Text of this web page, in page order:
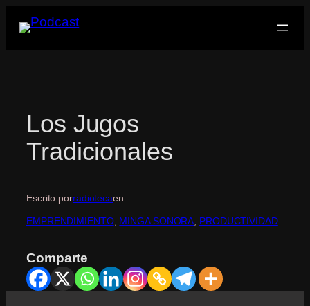
Los Jugos
Tradicionales
Escrito porradiotecaen
EMPRENDIMIENTO, MINGA SONORA PRODUCTIVIDAD
Comparte